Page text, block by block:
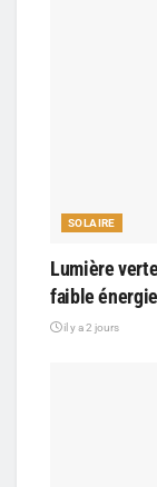
SOLAIRE
Lumière
faible
il y a 2 jours